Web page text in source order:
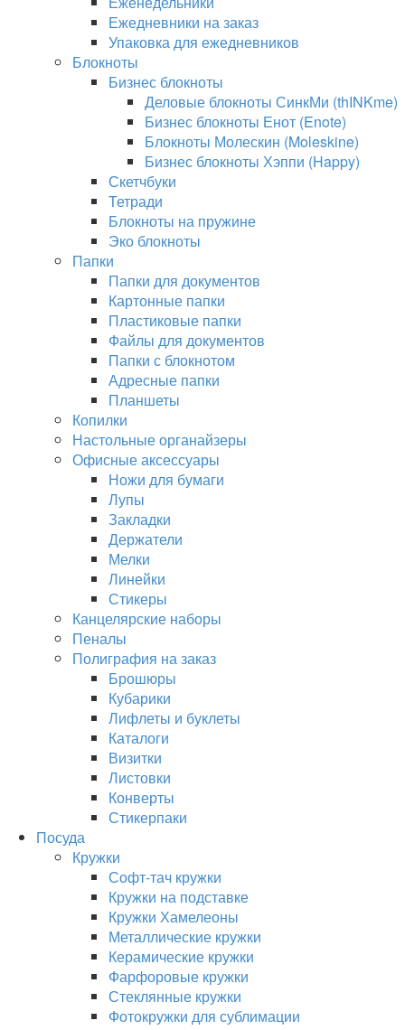
Ежедневники на заказ
Упаковка для ежедневников
Блокноты
Бизнес блокноты
Деловые блокноты СинкМи (thINKme)
Бизнес блокноты Енот (Enote)
Блокноты Молескин (Moleskine)
Бизнес блокноты Хэппи (Happy)
Скетчбуки
Тетради
Блокноты на пружине
Эко блокноты
Папки
Папки для документов
Картонные папки
Пластиковые папки
Файлы для документов
Папки с блокнотом
Адресные папки
Планшеты
Копилки
Настольные органайзеры
Офисные аксессуары
Ножи для бумаги
Лупы
Закладки
Держатели
Мелки
Линейки
Стикеры
Канцелярские наборы
Пеналы
Полиграфия на заказ
Брошюры
Кубарики
Лифлеты и буклеты
Каталоги
Визитки
Листовки
Конверты
Стикерпаки
Посуда
Кружки
Софт-тач кружки
Кружки на подставке
Кружки Хамелеоны
Металлические кружки
Керамические кружки
Фарфоровые кружки
Стеклянные кружки
Фотокружки для сублимации